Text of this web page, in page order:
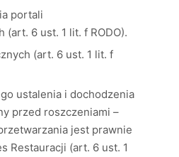
portali
(art. 6 ust. 1 lit. f RODO).
(art. 6 ust. 1 lit. f
ustalenia i dochodzenia
przed roszczeniami –
jest prawnie
Restauracji (art. 6 ust. 1